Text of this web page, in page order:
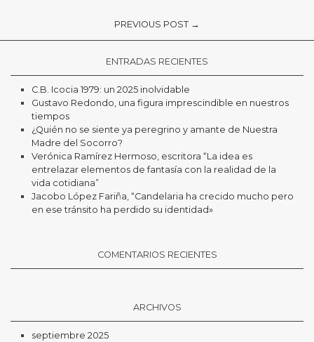
PREVIOUS POST →
ENTRADAS RECIENTES
C.B. Icocia 1979: un 2025 inolvidable
Gustavo Redondo, una figura imprescindible en nuestros
tiempos
¿Quién no se siente ya peregrino y amante de Nuestra
Madre del Socorro?
Verónica Ramírez Hermoso, escritora “La idea es
entrelazar elementos de fantasía con la realidad de la
vida cotidiana”
Jacobo López Fariña, “Candelaria ha crecido mucho pero
en ese tránsito ha perdido su identidad»
COMENTARIOS RECIENTES
ARCHIVOS
septiembre 2025